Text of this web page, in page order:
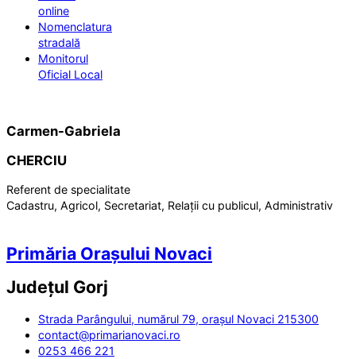
online
Nomenclatura
stradală
Monitorul
Oficial Local
Carmen-Gabriela
CHERCIU
Referent de specialitate
Cadastru, Agricol, Secretariat, Relații cu publicul, Administrativ
Primăria Orașului Novaci
Județul Gorj
Strada Parângului, numărul 79, orașul Novaci 215300
contact@primarianovaci.ro
0253 466 221